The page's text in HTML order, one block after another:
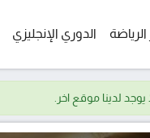
الرياضة الدوري الإنجليزي